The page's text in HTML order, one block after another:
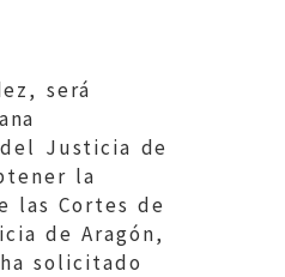
será
Justicia de
la
las Cortes de
de Aragón,
solicitado